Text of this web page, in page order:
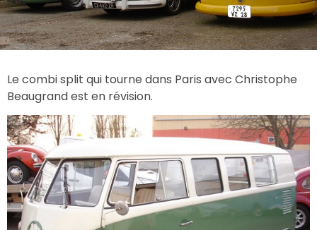
Le combi split qui tourne dans Paris avec Christophe
Beaugrand est en révision.